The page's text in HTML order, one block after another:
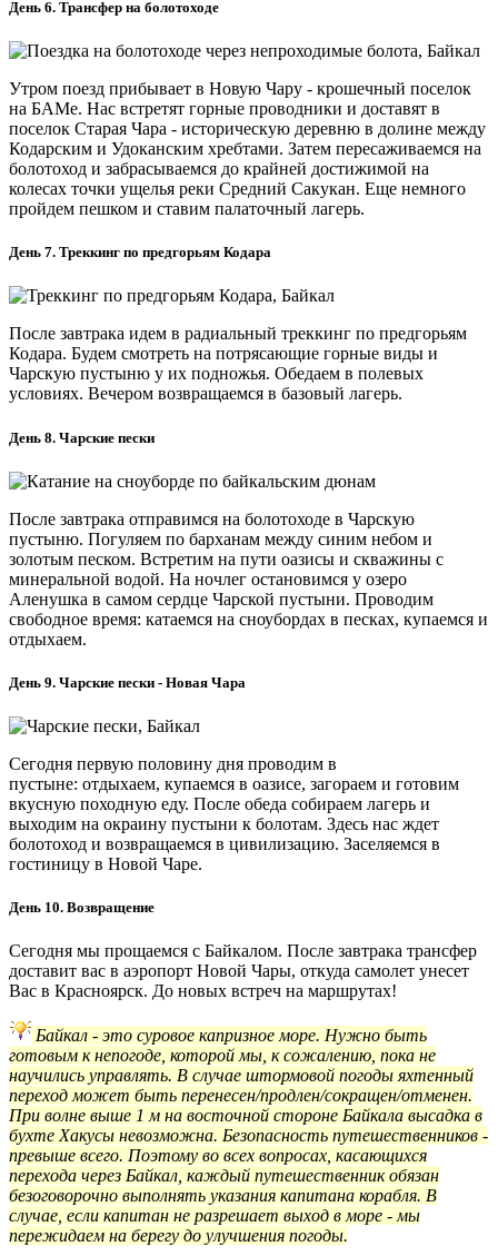
День 6. Трансфер на болотоходе
Утром поезд прибывает в Новую Чару - крошечный поселок
на БАМе. Нас встретят горные проводники и доставят в
поселок Старая Чара - историческую деревню в долине между
Кодарским и Удоканским хребтами. Затем пересаживаемся на
болотоход и забрасываемся до крайней достижимой на
колесах точки ущелья реки Средний Сакукан. Еще немного
пройдем пешком и ставим палаточный лагерь.
День 7. Треккинг по предгорьям Кодара
После завтрака идем в радиальный треккинг по предгорьям
Кодара. Будем смотреть на потрясающие горные виды и
Чарскую пустыню у их подножья. Обедаем в полевых
условиях. Вечером возвращаемся в базовый лагерь.
День 8. Чарские пески
После завтрака отправимся на болотоходе в Чарскую
пустыню. Погуляем по барханам между синим небом и
золотым песком. Встретим на пути оазисы и скважины с
минеральной водой. На ночлег остановимся у озеро
Аленушка в самом сердце Чарской пустыни. Проводим
свободное время: катаемся на сноубордах в песках, купаемся и
отдыхаем.
День 9. Чарские пески - Новая Чара
Сегодня первую половину дня проводим в
пустыне: отдыхаем, купаемся в оазисе, загораем и готовим
вкусную походную еду. После обеда собираем лагерь и
выходим на окраину пустыни к болотам. Здесь нас ждет
болотоход и возвращаемся в цивилизацию. Заселяемся в
гостиницу в Новой Чаре.
День 10. Возвращение
Сегодня мы прощаемся с Байкалом. После завтрака трансфер
доставит вас в аэропорт Новой Чары, откуда самолет унесет
Вас в Красноярск. До новых встреч на маршрутах!
Байкал - это суровое капризное море. Нужно быть
готовым к непогоде, которой мы, к сожалению, пока не
научились управлять. В случае штормовой погоды яхтенный
переход может быть перенесен/продлен/сокращен/отменен.
При волне выше 1 м на восточной стороне Байкала высадка в
бухте Хакусы невозможна. Безопасность путешественников -
превыше всего. Поэтому во всех вопросах, касающихся
перехода через Байкал, каждый путешественник обязан
безоговорочно выполнять указания капитана корабля. В
случае, если капитан не разрешает выход в море - мы
пережидаем на берегу до улучшения погоды.